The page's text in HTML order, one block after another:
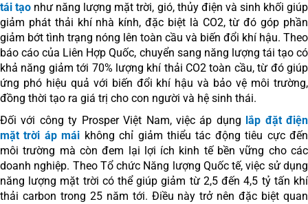
tái tạo như năng lượng mặt trời, gió, thủy điện và sinh khối giúp
giảm phát thải khí nhà kính, đặc biệt là CO2, từ đó góp phần
giảm bớt tình trạng nóng lên toàn cầu và biến đổi khí hậu. Theo
báo cáo của Liên Hợp Quốc, chuyển sang năng lượng tái tạo có
khả năng giảm tới 70% lượng khí thải CO2 toàn cầu, từ đó giúp
ứng phó hiệu quả với biến đổi khí hậu và bảo vệ môi trường,
đồng thời tạo ra giá trị cho con người và hệ sinh thái.
Đối với công ty Prosper Việt Nam, việc áp dụng lắp đặt điện
mặt trời áp mái không chỉ giảm thiểu tác động tiêu cực đến
môi trường mà còn đem lại lợi ích kinh tế bền vững cho các
doanh nghiệp. Theo Tổ chức Năng lượng Quốc tế, việc sử dụng
năng lượng mặt trời có thể giúp giảm từ 2,5 đến 4,5 tỷ tấn khí
thải carbon trong 25 năm tới. Điều này trở nên đặc biệt quan